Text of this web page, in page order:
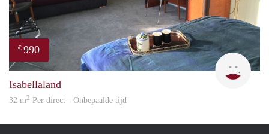
€ 990
L.M.
Isabellaland
32 m2 Per direct - Onbepaalde tijd